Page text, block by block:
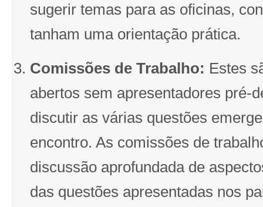
sugerir temas para as oficinas,
tanham uma orientação prática.
Comissões de Trabalho: Estes
abertos sem apresentadores pré-
discutir as várias questões
encontro. As comissões de
discussão aprofundada de
das questões apresentadas nos